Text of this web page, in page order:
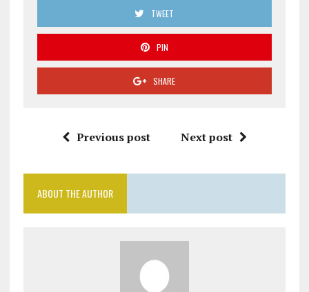
TWEET
PIN
SHARE
Previous post Next post
ABOUT THE AUTHOR